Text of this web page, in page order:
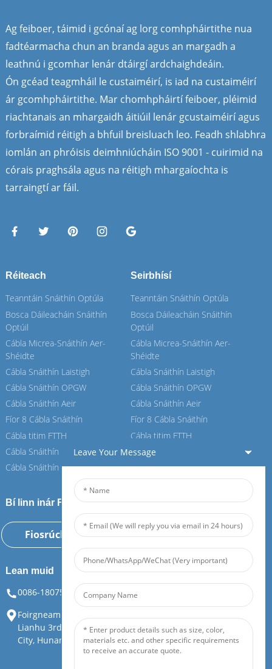
Ag feiboer, táimid i gcónaí ag lorg comhpháirtithe nua
fadtéarmacha chun an branda agus an margadh a
leathnú i gcomhar lenár dtáirgí ardchaighdeáin.
Ón gcéad teagmháil le custaiméirí, is iad na custaiméirí
ár gcomhpháirtithe. Mar chomhpháirtí feiboer, pléimid
riachtanais an mhargaidh áitiúil lenár gcustaiméirí agus
forbraímid réitigh a bhfuil breisluach leo. Feadh shlabhra
iomlán an phróisis deimhniúcháin ISO 9001 - cuirimid na
córais praghsála agus na réitigh mhargaíochta is
tarraingtí ar fáil.
Réiteach
Teanntáin Snáithín Optúla
Bosca Dáileacháin Snáithín
Optúil
Cábla Micrea-Snáithín Aer-
Shéidte
Cábla Snáithín Laistigh
Cábla Snáithín OPGW
Cábla Snáithín Aeir
Fíor 8 Cábla Snáithín
Cábla titim FTTH
Cábla Snáithín ASU
Cábla Snáithín ADSS
Seirbhísí
Teanntáin Snáithín Optúla
Bosca Dáileacháin Snáithín
Optúil
Cábla Micrea-Snáithín Aer-
Shéidte
Cábla Snáithín Laistigh
Cábla Snáithín OPGW
Cábla Snáithín Aeir
Fíor 8 Cábla Snáithín
Cábla titim FTTH
Cábla Snáithín ASU
Cábla Snáithín ADSS
Bí linn inár Feiboer
Fiosrúchán Anois
Lean muid
0086-18075108880
info@feiboer.com.cn
Foirgneamh 1, Ard-Mhéara Zhongjianbaobao, Uimh. 30,
Lianhu 3rd Road, Tianding Street, Yuelu District, Changsha
City, Hunan Province
Leave Your Message